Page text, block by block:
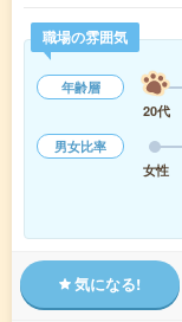
職場の雰囲気
年齢層
20代
男女比率
女性
気になる!